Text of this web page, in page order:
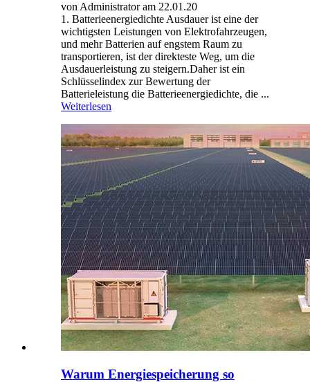
von Administrator am 22.01.20
1. Batterieenergiedichte Ausdauer ist eine der
wichtigsten Leistungen von Elektrofahrzeugen,
und mehr Batterien auf engstem Raum zu
transportieren, ist der direkteste Weg, um die
Ausdauerleistung zu steigern.Daher ist ein
Schlüsselindex zur Bewertung der
Batterieleistung die Batterieenergiedichte, die ...
Weiterlesen
Warum Energiespeicherung so